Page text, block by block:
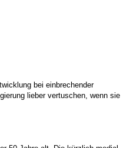
bei einbrechender
lieber vertuschen, wenn sie